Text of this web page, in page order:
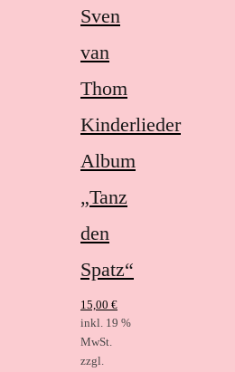
Sven
van
Thom
Kinderlieder
Album
„Tanz
den
Spatz“
15,00 €
inkl. 19 %
MwSt.
zzgl.